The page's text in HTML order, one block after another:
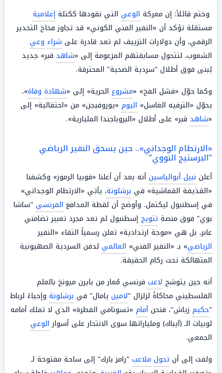
وختم قائلاً: إن معركة الوعي التي نقودها ككتلة إعلامية
مستقلة تؤكد أن «النفير الفني الكوني» قد تجاوز فخاخ التخدير
الرقمي، وأن دولارات التزييف لم تعد قادرة على شراء وعي
الشعوب، لتتحول مسابقتهم المزعومة إلى «شاهد قبر» جديد
يُبنى فوق أطلال "سردية الضحية" المحترقة.
وكما حوّل «فشل الفخ» «مشروع الحرية» إلى «شهادة وفاة»،
يحوّل «الترفيه الغاسل» اليوم «يوروفيجن» من «احتفالية» إلى
«شاهد قبر» على أطلال «البروباجندا المليارية».
«الارتطام الوجداني».. حين يسحق النفير الرياضي
"البرستيج النووي"
أعلن نبيل أبوالياسين أنه بعد أن أعلنا «فوبيا الرموز» وكشفنا
«القذيفة القماشية» في برشلونة، يأتي «الارتطام الوجداني»
في إسطنبول ليكتمل. وأوضح أن لقطة المدافع الفرنسي "ساشا
بوي" فوق منصة تتويج إسطنبول لم تعد مجرد تعبير تضامني
عابر، بل هي «موجة ارتدادية» تعلن رسمياً التقاء «النفير
الرياضي» بـ «النفير الفني» العالمي لدفن السردية الصهيونية
المتهالكة تحت ركام الحقيقة.
أنه حين يتوشح لاعب فرنسي مُعار من بايرن ميونخ بالعلم
الفلسطيني محاكاةً لزلزال "لامين يامال" في برشلونة وإحياءً لرباط
"حكيم زياش"، فنحن أمام «تسونامي الفطرة» الذي لا تملك أمامه
لوبيات الـ (آيباك) وملياراتها سوى الانتحار على أسوارالوعي
الجمعي.
ولفت إلى أن تحول ملاعب "رامز بارك" إلى ساحة مفتوحة لـ